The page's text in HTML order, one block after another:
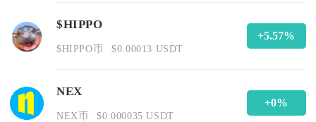
$HIPPO
$HIPPO币 $0.00013 USDT
+5.57%
NEX
NEX币 $0.000035 USDT
+0%